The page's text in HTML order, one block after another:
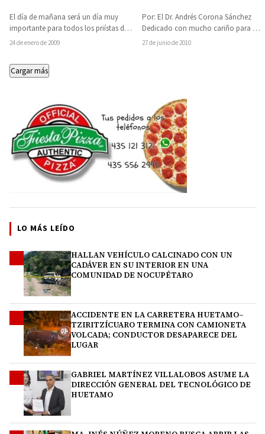
El día de mañana será un día muy
importante para todos los priístas del
Distrito Electoral Federal con…
24 de enero de 2009
Por: El Dr. Andrés Corona Sánchez
Dedicado con mucho cariño para mi
padre Leodegario Corona Alcaraz y
27 de junio de 2010
Cargar más
LO MÁS LEÍDO
HALLAN VEHÍCULO CALCINADO CON UN
CADÁVER EN SU INTERIOR EN UNA
COMUNIDAD DE NOCUPÉTARO
ACCIDENTE EN LA CARRETERA HUETAMO–
TZIRITZÍCUARO TERMINA CON CAMIONETA
VOLCADA; CONDUCTOR DESAPARECE DEL
LUGAR
GABRIEL MARTÍNEZ VILLALOBOS ASUME LA
DIRECCIÓN GENERAL DEL TECNOLÓGICO DE
HUETAMO